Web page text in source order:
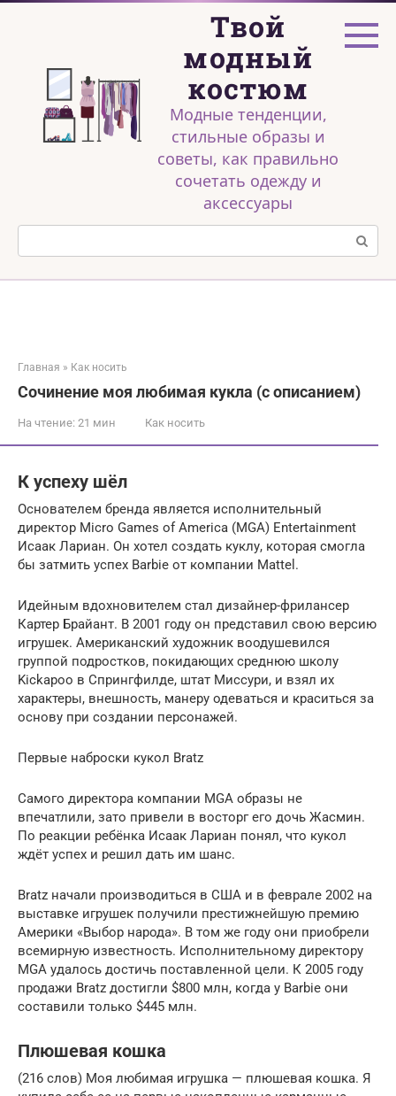
Перейти
Твой
модный
костюм
Модные тенденции,
стильные образы и
советы, как правильно
сочетать одежду и
аксессуары
Поиск:
Главная » Как носить
Сочинение моя любимая кукла (с описанием)
На чтение: 21 мин Как носить
К успеху шёл
Основателем бренда является исполнительный
директор Micro Games of America (MGA) Entertainment
Исаак Лариан. Он хотел создать куклу, которая смогла
бы затмить успех Barbie от компании Mattel.
Идейным вдохновителем стал дизайнер-фрилансер
Картер Брайант. В 2001 году он представил свою версию
игрушек. Американский художник воодушевился
группой подростков, покидающих среднюю школу
Kickapoo в Спрингфилде, штат Миссури, и взял их
характеры, внешность, манеру одеваться и краситься за
основу при создании персонажей.
Первые наброски кукол Bratz
Самого директора компании MGA образы не
впечатлили, зато привели в восторг его дочь Жасмин.
По реакции ребёнка Исаак Лариан понял, что кукол
ждёт успех и решил дать им шанс.
Bratz начали производиться в США и в феврале 2002 на
выставке игрушек получили престижнейшую премию
Америки «Выбор народа». В том же году они приобрели
всемирную известность. Исполнительному директору
MGA удалось достичь поставленной цели. К 2005 году
продажи Bratz достигли $800 млн, когда у Barbie они
составили только $445 млн.
Плюшевая кошка
(216 слов) Моя любимая игрушка — плюшевая кошка. Я